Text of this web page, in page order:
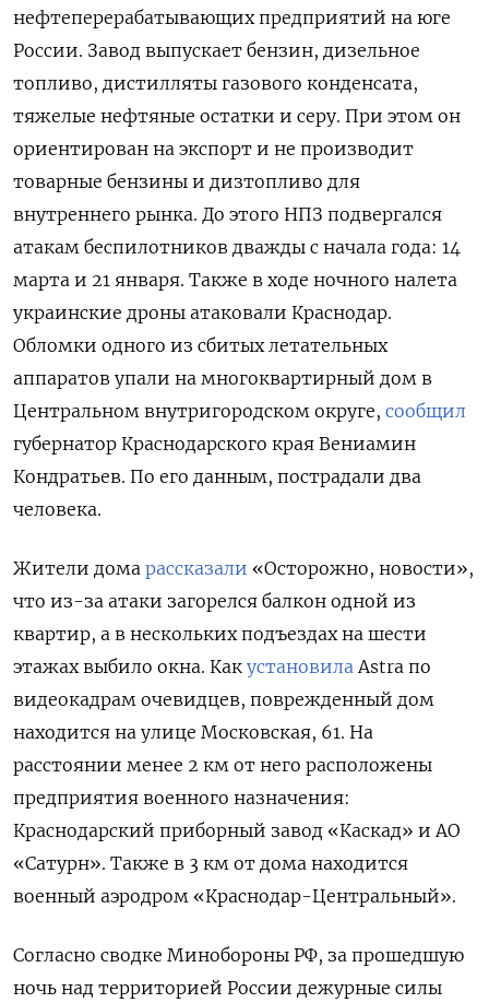
нефтеперерабатывающих предприятий на юге
России. Завод выпускает бензин, дизельное
топливо, дистилляты газового конденсата,
тяжелые нефтяные остатки и серу. При этом он
ориентирован на экспорт и не производит
товарные бензины и дизтопливо для
внутреннего рынка. До этого НПЗ подвергался
атакам беспилотников дважды с начала года: 14
марта и 21 января. Также в ходе ночного налета
украинские дроны атаковали Краснодар.
Обломки одного из сбитых летательных
аппаратов упали на многоквартирный дом в
Центральном внутригородском округе, сообщил
губернатор Краснодарского края Вениамин
Кондратьев. По его данным, пострадали два
человека.
Жители дома рассказали «Осторожно, новости»,
что из-за атаки загорелся балкон одной из
квартир, а в нескольких подъездах на шести
этажах выбило окна. Как установила Astra по
видеокадрам очевидцев, поврежденный дом
находится на улице Московская, 61. На
расстоянии менее 2 км от него расположены
предприятия военного назначения:
Краснодарский приборный завод «Каскад» и АО
«Сатурн». Также в 3 км от дома находится
военный аэродром «Краснодар-Центральный».
Согласно сводке Минобороны РФ, за прошедшую
ночь над территорией России дежурные силы